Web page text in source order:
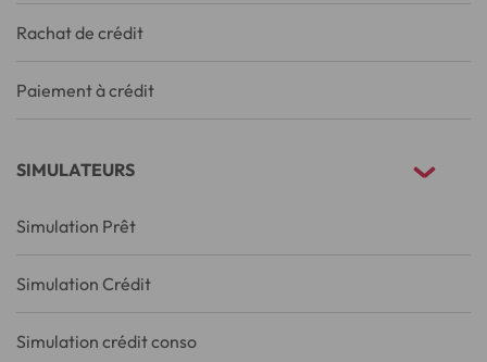
Rachat de crédit
Paiement à crédit
SIMULATEURS
Simulation Prêt
Simulation Crédit
Simulation crédit conso